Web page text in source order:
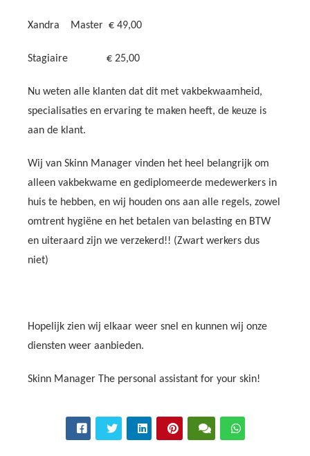
Xandra Master € 49,00
Stagiaire € 25,00
Nu weten alle klanten dat dit met vakbekwaamheid,
specialisaties en ervaring te maken heeft, de keuze is
aan de klant.
Wij van Skinn Manager vinden het heel belangrijk om
alleen vakbekwame en gediplomeerde medewerkers in
huis te hebben, en wij houden ons aan alle regels, zowel
omtrent hygiëne en het betalen van belasting en BTW
en uiteraard zijn we verzekerd!! (Zwart werkers dus
niet)
Hopelijk zien wij elkaar weer snel en kunnen wij onze
diensten weer aanbieden.
Skinn Manager The personal assistant for your skin!